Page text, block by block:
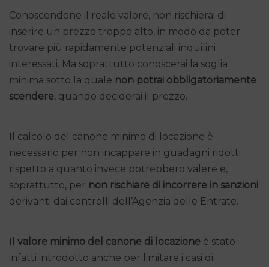
Conoscendone il reale valore, non rischierai di
inserire un prezzo troppo alto, in modo da poter
trovare più rapidamente potenziali inquilini
interessati. Ma soprattutto conoscerai la soglia
minima sotto la quale non potrai obbligatoriamente
scendere, quando deciderai il prezzo.
Il calcolo del canone minimo di locazione è
necessario per non incappare in guadagni ridotti
rispetto a quanto invece potrebbero valere e,
soprattutto, per non rischiare di incorrere in sanzioni
derivanti dai controlli dell’Agenzia delle Entrate.
Il valore minimo del canone di locazione è stato
infatti introdotto anche per limitare i casi di